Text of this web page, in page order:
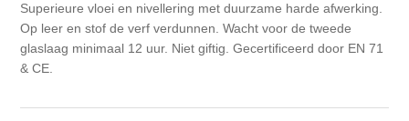
Steampunk
Foto's
CraftEmotions
Superieure vloei en nivellering met duurzame harde afwerking.
Op leer en stof de verf verdunnen. Wacht voor de tweede
glaslaag minimaal 12 uur. Niet giftig. Gecertificeerd door EN 71
& CE.